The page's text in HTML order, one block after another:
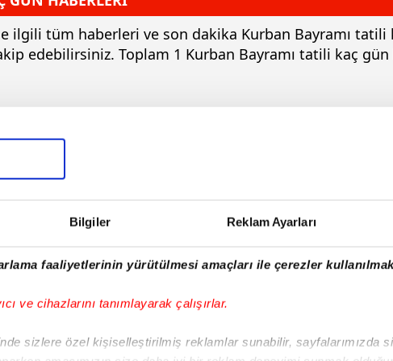
Bilgiler Reklam Ayarları
faaliyetlerinin yürütülmesi amaçları ile çerezler
ve cihazlarını tanımlayarak çalışırlar.
sizlere özel kişiselleştirilmiş reklamlar sunabilir, sayfalarımızda
ilgili tüm haberleri ve son dakika Kurban Bayramı tatili
edebilirsiniz. Toplam 1 Kurban Bayramı tatili kaç